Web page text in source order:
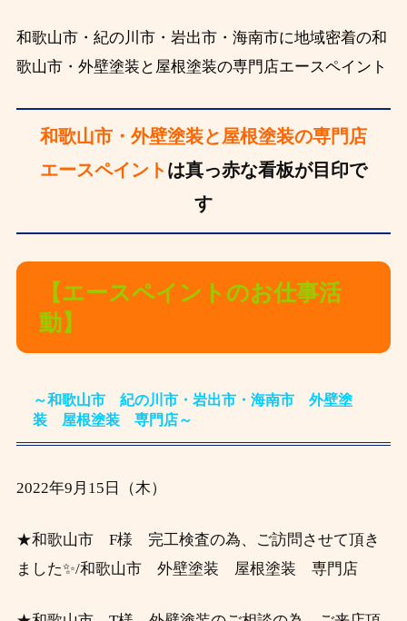
和歌山市・紀の川市・岩出市・海南市に地域密着の和
歌山市・外壁塗装と屋根塗装の専門店エースペイント
和歌山市・外壁塗装と屋根塗装の専門店
エースペイント は真っ赤な看板が目印で
す
【エースペイントのお仕事活
動】
～和歌山市 紀の川市・岩出市・海南市 外壁塗
装 屋根塗装 専門店～
2022年9月15 日（木）
★和歌山市 F様 完工検査の為、ご訪問させて頂き
ました✨/和歌山市 外壁塗装 屋根塗装 専門店